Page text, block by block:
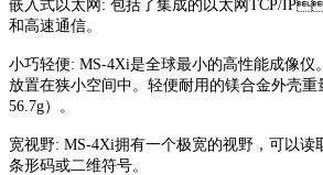
嵌入式以太网: 包括了集成的以太网TCP/
和高速通信。
小巧轻便: MS-4Xi是全球最小的高性能成像仪
放置在狭小空间中。轻便耐用的镁合金外壳
56.7g）。
宽视野: MS-4Xi拥有一个极宽的视野，可以
条形码或二维符号。